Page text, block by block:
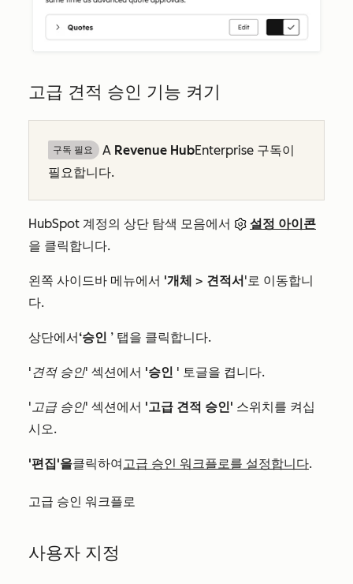
고급 견적 승인 기능 켜기
구독 필요 A Revenue HubEnterprise 구독이
필요합니다.
HubSpot 계정의 상단 탐색 모음에서
설정 아이콘
을 클릭합니다.
왼쪽 사이드바 메뉴에서 '개체 > 견적서'로 이동합니
다.
상단에서‘승인 ’ 탭을 클릭합니다.
'견적 승인' 섹션에서 '승인 ' 토글을 켭니다.
'고급 승인' 섹션에서 '고급 견적 승인' 스위치를 켜십
시오.
'편집'을클릭하여 고급 승인 워크플로를 설정합니다.
고급 승인 워크플로
사용자 지정